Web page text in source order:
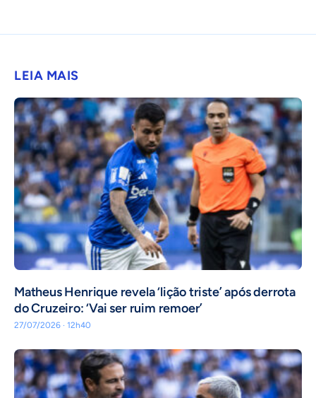
LEIA MAIS
Matheus Henrique revela ‘lição triste’ após derrota
do Cruzeiro: ‘Vai ser ruim remoer’
27/07/2026 · 12h40